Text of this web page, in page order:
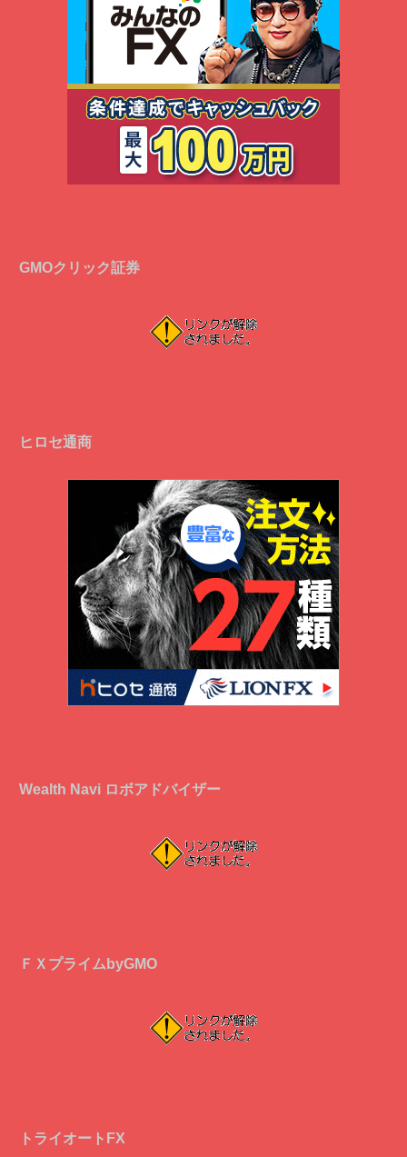
GMOクリック証券
ヒロセ通商
Wealth Navi ロボアドバイザー
ＦＸプライムbyGMO
トライオートFX